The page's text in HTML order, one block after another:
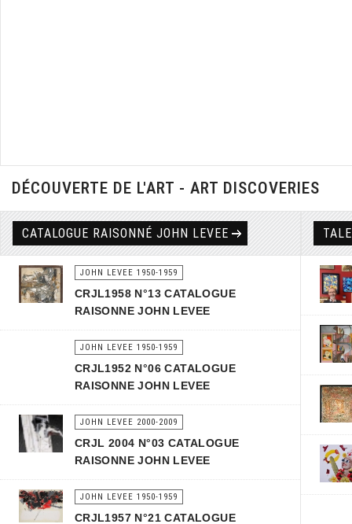
DÉCOUVERTE DE L'ART - ART DISCOVERIES
CATALOGUE RAISONNÉ JOHN LEVEE
JOHN LEVEE 1950-1959
CRJL1958 N°13 CATALOGUE
RAISONNE JOHN LEVEE
JOHN LEVEE 1950-1959
CRJL1952 N°06 CATALOGUE
RAISONNE JOHN LEVEE
JOHN LEVEE 2000-2009
CRJL 2004 N°03 CATALOGUE
RAISONNE JOHN LEVEE
JOHN LEVEE 1950-1959
CRJL1957 N°21 CATALOGUE